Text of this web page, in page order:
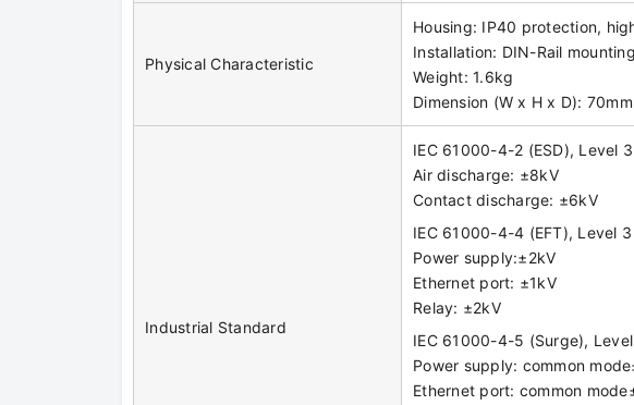
Physical Characteristic
Housing: IP40 protection,
Installation: DIN-Rail mounting
Weight: 1.6kg
Dimension (W x H x D):
Industrial Standard
IEC 61000-4-2 (ESD), Level 3
Air discharge: ±8kV
Contact discharge: ±6kV
IEC 61000-4-4 (EFT), Level 3
Power supply:±2kV
Ethernet port: ±1kV
Relay: ±2kV
IEC 61000-4-5 (Surge),
Power supply: common
Ethernet port: common